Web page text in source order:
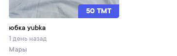
50 TMT
юбка yubka
1 день назад
Мары